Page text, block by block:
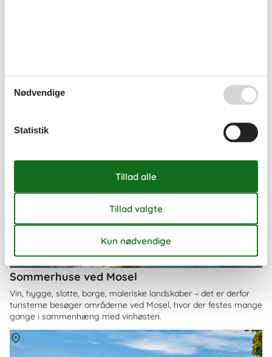
Sommerhuse ved Mosel
Vin, hygge, slotte, borge, maleriske landskaber – det er derfor
turisterne besøger områderne ved Mosel, hvor der festes mange
gange i sammenhæng med vinhøsten.
Nødvendige
Statistik